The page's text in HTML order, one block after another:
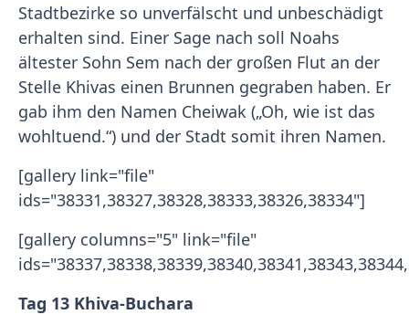
Stadtbezirke so unverfälscht und unbeschädigt
erhalten sind. Einer Sage nach soll Noahs
ältester Sohn Sem nach der großen Flut an der
Stelle Khivas einen Brunnen gegraben haben. Er
gab ihm den Namen Cheiwak („Oh, wie ist das
wohltuend.“) und der Stadt somit ihren Namen.
[gallery link="file"
ids="38331,38327,38328,38333,38326,38334"]
[gallery columns="5" link="file"
Tag 13 Khiva-Buchara